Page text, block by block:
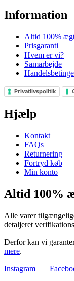
Information
Altid 100%
Prisgaranti
Hvem er vi?
Samarbejde
Privatlivspolitik
Hjælp
Kontakt
FAQs
Returnering
Fortryd køb
Min konto
Altid 100%
Alle varer
detaljeret
Derfor kan vi
mere.
Instagram